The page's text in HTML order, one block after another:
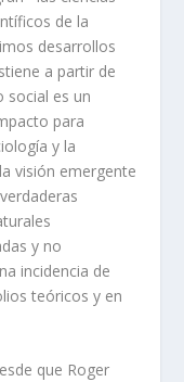
de la
desarrollos
a partir de
social es un
para
y la
visión emergente
y no
incidencia de
teóricos y en
que Roger